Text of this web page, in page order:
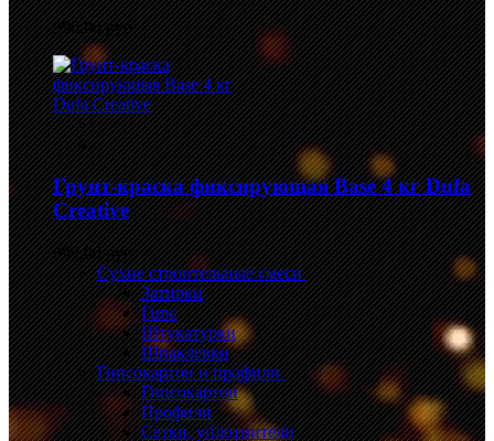
990,00 руб.
Грунт-краска фиксирующая Base 4 кг Dufa
Creative
999,00 руб.
Сухие строительные смеси
Затирки
Гипс
Штукатурки
Шпаклевки
Гипсокартон и профили
Гипсокартон
Профили
Сетки, уплотнители